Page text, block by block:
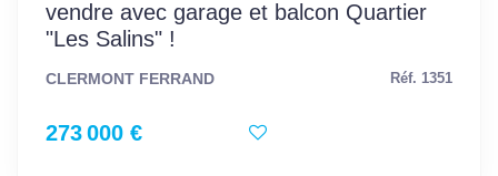
vendre avec garage et balcon Quartier
"Les Salins" !
CLERMONT FERRAND Réf. 1351
273 000 €